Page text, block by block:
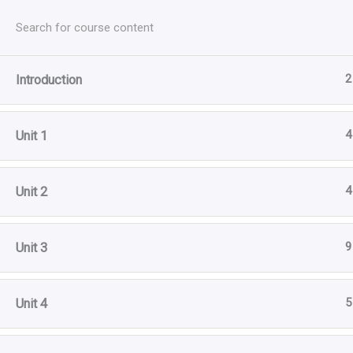
вмісту
Introduction 2
Unit 1 4
Unit 2 4
Unit 3 9
Unit 4 5